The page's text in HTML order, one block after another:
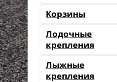
Корзины
Лодочные
крепления
Лыжные
крепления